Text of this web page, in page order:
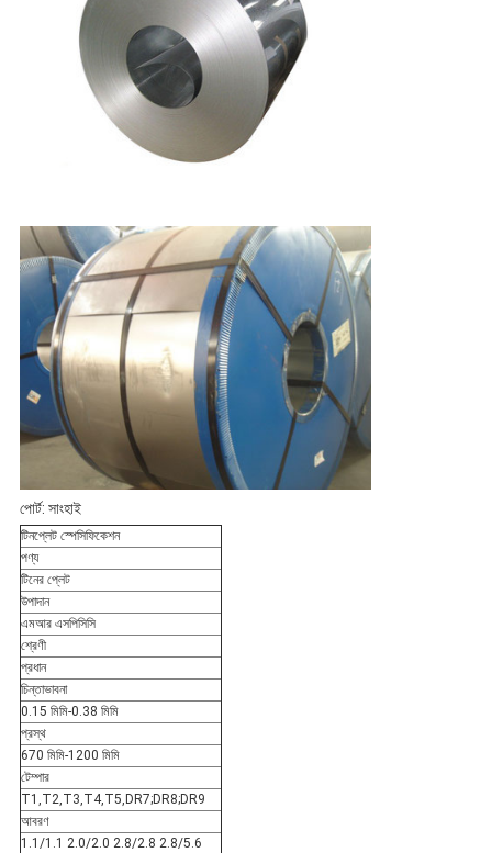
পোর্ট: সাংহাই
টিনপ্লেট স্পেসিফিকেশন
পণ্য
টিনের প্লেট
উপাদান
এমআর এসপিসিসি
শ্রেণী
প্রধান
চিন্তাভাবনা
0.15 মিমি-0.38 মিমি
প্রস্থ
670 মিমি-1200 মিমি
টেম্পার
T1,T2,T3,T4,T5,DR7;DR8;DR9
আবরণ
1.1/1.1 2.0/2.0 2.8/2.8 2.8/5.6